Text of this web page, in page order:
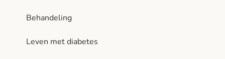
Behandeling
Leven met diabetes